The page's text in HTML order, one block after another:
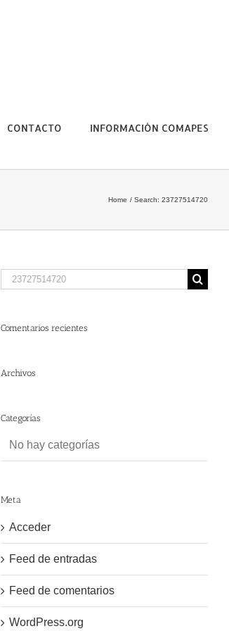
CONTACTO INFORMACIÓN COMAPES
Home Search: 23727514720
Search
for:
Comentarios recientes
Archivos
Categorías
No hay categorías
Meta
Acceder
Feed de entradas
Feed de comentarios
WordPress.org